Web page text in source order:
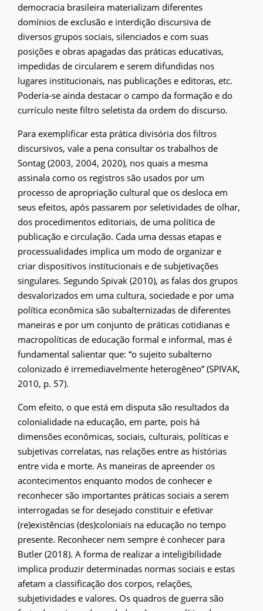
democracia brasileira materializam diferentes
domínios de exclusão e interdição discursiva de
diversos grupos sociais, silenciados e com suas
posições e obras apagadas das práticas educativas,
impedidas de circularem e serem difundidas nos
lugares institucionais, nas publicações e editoras, etc.
Podería-se ainda destacar o campo da formação e do
currículo neste filtro seletista da ordem do discurso.
Para exemplificar esta prática divisória dos filtros
discursivos, vale a pena consultar os trabalhos de
Sontag (2003, 2004, 2020), nos quais a mesma
assinala como os registros são usados por um
processo de apropriação cultural que os desloca em
seus efeitos, após passarem por seletividades de olhar,
dos procedimentos editoriais, de uma política de
publicação e circulação. Cada uma dessas etapas e
processualidades implica um modo de organizar e
criar dispositivos institucionais e de subjetivações
singulares. Segundo Spivak (2010), as falas dos grupos
desvalorizados em uma cultura, sociedade e por uma
política econômica são subalternizadas de diferentes
maneiras e por um conjunto de práticas cotidianas e
macropolíticas de educação formal e informal, mas é
fundamental salientar que: “o sujeito subalterno
colonizado é irremediavelmente heterogêneo” (SPIVAK,
2010, p. 57).
Com efeito, o que está em disputa são resultados da
colonialidade na educação, em parte, pois há
dimensões econômicas, sociais, culturais, políticas e
subjetivas correlatas, nas relações entre as histórias
entre vida e morte. As maneiras de apreender os
acontecimentos enquanto modos de conhecer e
reconhecer são importantes práticas sociais a serem
interrogadas se for desejado constituir e efetivar
(re)existências (des)coloniais na educação no tempo
presente. Reconhecer nem sempre é conhecer para
Butler (2018). A forma de realizar a inteligibilidade
implica produzir determinadas normas sociais e estas
afetam a classificação dos corpos, relações,
subjetividades e valores. Os quadros de guerra são